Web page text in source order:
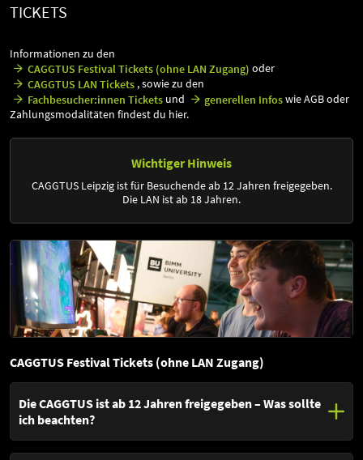
TICKETS
Informationen zu den
CAGGTUS Festival Tickets (ohne LAN Zugang) oder
CAGGTUS LAN Tickets, sowie zu den
Fachbesucher:innen Ticketsund generellen Infoswie AGB oder
Zahlungsmodalitäten findest du hier.
Wichtiger Hinweis
CAGGTUS Leipzig ist für Besuchende ab 12 Jahren freigegeben.
Die LAN ist ab 18 Jahren.
CAGGTUS Festival Tickets (ohne LAN Zugang)
Die CAGGTUS ist ab 12 Jahren freigegeben – Was sollte
ich beachten?
Die CAGGTUS ist aus Jugendschutzgründen erst ab 12 Jahren